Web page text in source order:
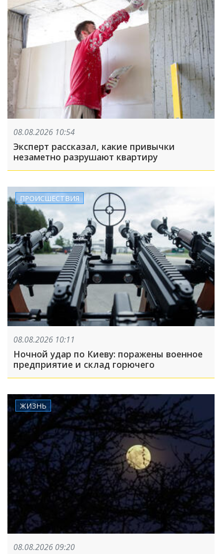
08.08.2026 10:54
Эксперт рассказал, какие привычки
незаметно разрушают квартиру
ПРОИСШЕСТВИЯ
08.08.2026 10:11
Ночной удар по Киеву: поражены военное
предприятие и склад горючего
ЖИЗНЬ
08.08.2026 09:20